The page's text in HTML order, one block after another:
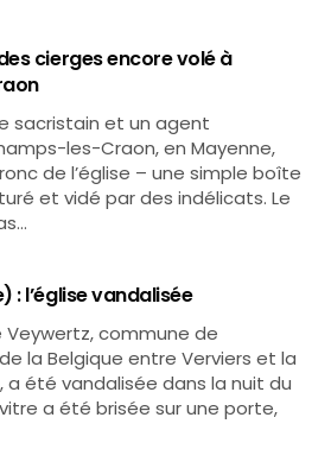
cierges encore volé à
sacristain et un agent
les-Craon, en Mayenne,
de l’église – une simple boîte
et vidé par des indélicats. Le
: l’église vandalisée
Veywertz, commune de
la Belgique entre Verviers et la
été vandalisée dans la nuit du
vitre a été brisée sur une porte,